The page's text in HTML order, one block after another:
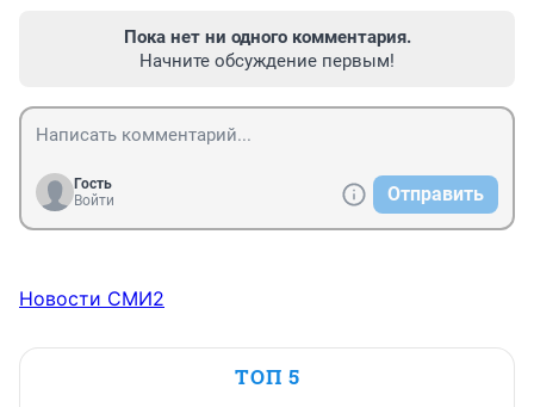
Пока нет ни одного комментария.
Начните обсуждение первым!
Гость
Войти
Отправить
Новости СМИ2
ТОП 5